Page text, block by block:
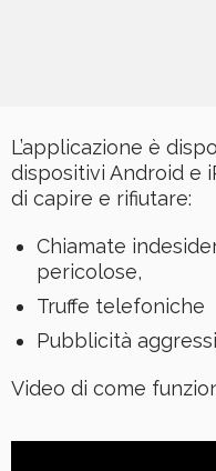
L’applicazione è
dispositivi Android e
di capire e rifiutare:
Chiamate
pericolose,
Truffe telefoniche
Pubblicità
Video di come